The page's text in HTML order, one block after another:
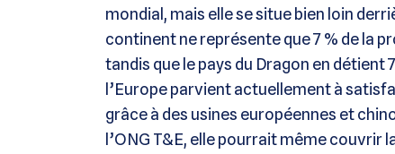
mondial, mais elle se situe bien loin
continent ne représente que 7 % de la
tandis que le pays du Dragon en détient
l’Europe parvient actuellement à
grâce à des usines européennes et
l’ONG T&E, elle pourrait même couvrir